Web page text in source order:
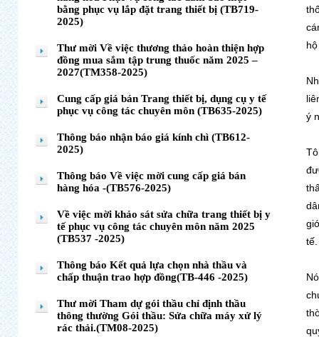
ý
tế.
bằng phục vụ lắp đặt trang thiết bị (TB719-
2025)
Thư mời Về việc thương thảo hoàn thiện hợp
đồng mua sắm tập trung thuốc năm 2025 –
2027(TM358-2025)
Cung cấp giá bán Trang thiết bị, dụng cụ y tế
phục vụ công tác chuyên môn (TB635-2025)
Thông báo nhận báo giá kính chì (TB612-
2025)
Thông báo Về việc mời cung cấp giá bán
hàng hóa -(TB576-2025)
Về việc mời khảo sát sửa chữa trang thiết bị y
tế phục vụ công tác chuyên môn năm 2025
(TB537 -2025)
Thông báo Kết quả lựa chọn nhà thầu và
chấp thuận trao hợp đồng(TB-446 -2025)
Thư mời Tham dự gói thầu chỉ định thầu
thông thường Gói thầu: Sửa chữa máy xử lý
rác thải.(TM08-2025)